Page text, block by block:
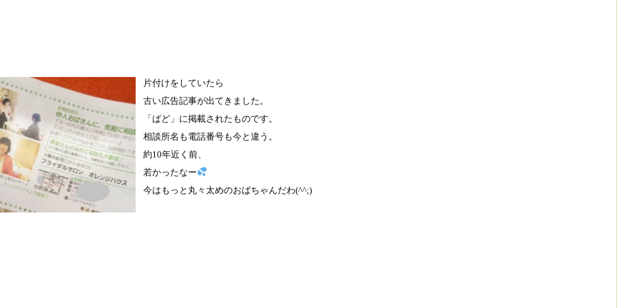
片付けをしていたら
古い広告記事が出てきました。
「ぱど」に掲載されたものです。
相談所名も電話番号も今と違う。
約10年近く前、
若かったなー
今はもっと丸々太めのおばちゃんだわ(^^;)